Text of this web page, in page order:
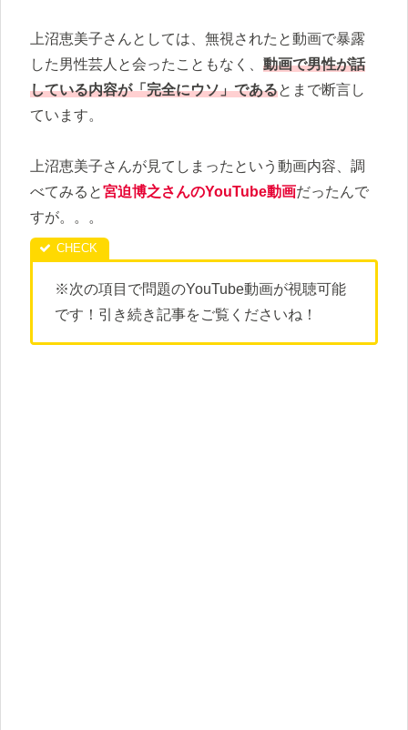
上沼恵美子さんとしては、無視されたと動画で暴露
した男性芸人と会ったこともなく、 動画で男性が話
している内容が「完全にウソ」であるとまで断言し
ています。
上沼恵美子さんが見てしまったという動画内容、調
べてみると宮迫博之さんのYouTube動画だったんで
すが。。。
※次の項目で問題のYouTube動画が視聴可能
です！引き続き記事をご覧くださいね！